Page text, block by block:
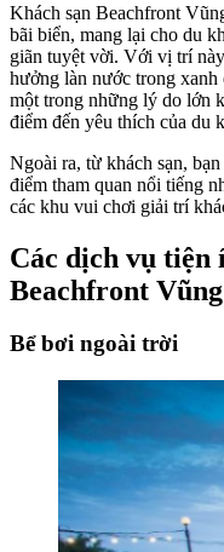
Khách sạn Beachfront
bãi biển, mang lại cho du
giãn tuyệt vời. Với vị trí
hưởng làn nước trong
một trong những lý do lớn
điểm đến yêu thích của du
Ngoài ra, từ khách sạn,
điểm tham quan nổi tiếng
các khu vui chơi giải trí
Các dịch vụ tiện
Beachfront
Bể bơi ngoài trời